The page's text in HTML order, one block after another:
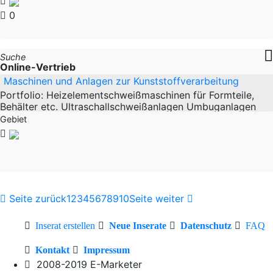
0
Suche
Online-Vertrieb
Maschinen und Anlagen zur Kunststoffverarbeitung
Portfolio: Heizelementschweißmaschinen für Formteile,
Behälter etc. Ultraschallschweißanlagen Umbuganlagen
Heißnietanlagen Dichtprüfanlagen Montage-und
Gebiet
Seite zurück12345678910Seite weiter
Inserat erstellen Neue Inserate Datenschutz FAQ
Kontakt Impressum
2008-2019 E-Marketer